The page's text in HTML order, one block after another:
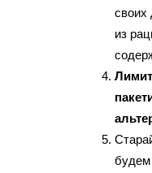
своих
из
будем